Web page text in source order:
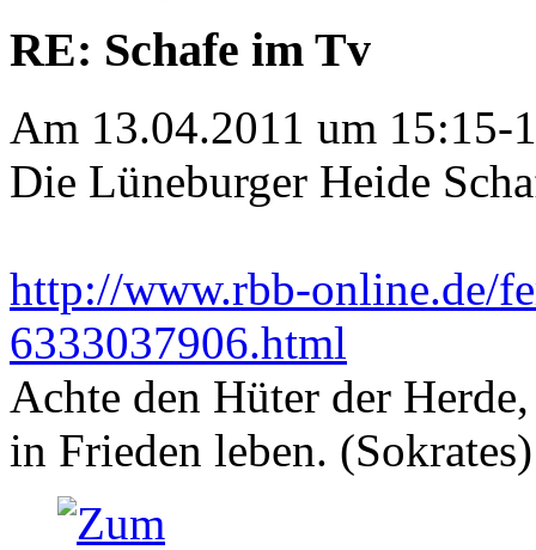
RE: Schafe im Tv
Am 13.04.2011 um 15:15-
Die Lüneburger Heide
http://www.rbb-online.de/
6333037906.html
Achte den Hüter der
in Frieden leben. (Sokrates)